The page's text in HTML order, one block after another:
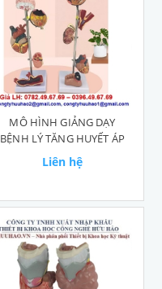
MÔ HÌNH GIẢNG DẠY
BỆNH LÝ TĂNG HUYẾT ÁP
Liên hệ